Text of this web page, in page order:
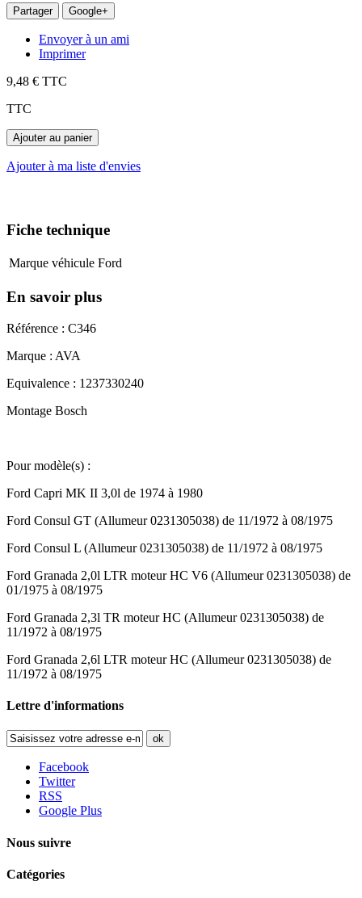
Partager Google+
Envoyer à un ami
Imprimer
9,48 € TTC
TTC
Ajouter au panier
Ajouter à ma liste d'envies
Fiche technique
Marque véhicule Ford
En savoir plus
Référence : C346
Marque : AVA
Equivalence : 1237330240
Montage Bosch
Pour modèle(s) :
Ford Capri MK II 3,0l de 1974 à 1980
Ford Consul GT (Allumeur 0231305038) de 11/1972 à 08/1975
Ford Consul L (Allumeur 0231305038) de 11/1972 à 08/1975
Ford Granada 2,0l LTR moteur HC V6 (Allumeur 0231305038) de
01/1975 à 08/1975
Ford Granada 2,3l TR moteur HC (Allumeur 0231305038) de
11/1972 à 08/1975
Ford Granada 2,6l LTR moteur HC (Allumeur 0231305038) de
11/1972 à 08/1975
Lettre d'informations
ok
Facebook
Twitter
RSS
Google Plus
Nous suivre
Catégories